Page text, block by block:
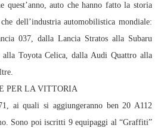
quest’anno, auto che hanno fatto la storia
dell’industria automobilistica mondiale:
037, dalla Lancia Stratos alla Subaru
Toyota Celica, dalla Audi Quattro alla
PER LA VITTORIA
ai quali si aggiungeranno ben 20 A112
Sono poi iscritti 9 equipaggi al “Graffiti”